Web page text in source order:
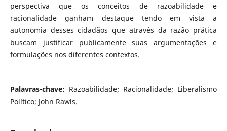
perspectiva que os conceitos de razoabilidade e
racionalidade ganham destaque tendo em vista a
autonomia desses cidadãos que através da razão prática
buscam justificar publicamente suas argumentações e
formulações nos diferentes contextos.
Palavras-chave: Razoabilidade; Racionalidade; Liberalismo
Político; John Rawls.